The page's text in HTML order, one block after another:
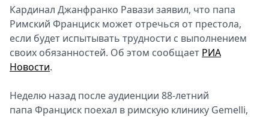
Скачай
Metro
Кардинал Джанфранко Равази заявил, что папа
Римский Франциск может отречься от престола,
если будет испытывать трудности с выполнением
своих обязанностей. Об этом сообщает РИА
Новости.
Неделю назад после аудиенции 88-летний
папа Франциск поехал в римскую клинику Gemelli,